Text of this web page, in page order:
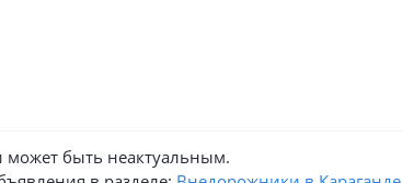
может быть неактуальным.